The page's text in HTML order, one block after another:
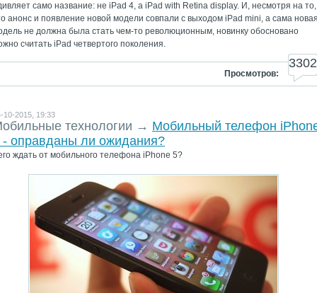
само название: не iPad 4, а iPad with Retina display. И, несмотря на то,
анонс и появление новой модели совпали с выходом iPad mini, а сама
не должна была стать чем-то революционным, новинку обосновано
считать іPаd четвертого поколения.
3302
Просмотров:
10-2015, 19:33
технологии → Мобильный телефон
- оправданы ли ожидания?
ждать от мобильного телефона iPhone 5?